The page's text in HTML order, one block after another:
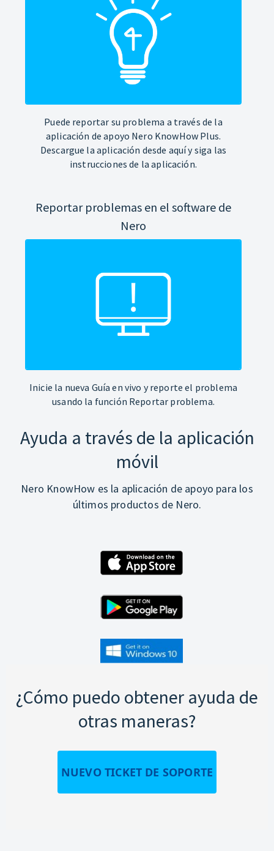
Puede reportar su problema a través de la
aplicación de apoyo Nero KnowHow Plus.
Descargue la aplicación desde aquí y siga las
instrucciones de la aplicación.
Reportar problemas en el software de
Nero
Inicie la nueva Guía en vivo y reporte el problema
usando la función Reportar problema.
Ayuda a través de la aplicación
móvil
Nero KnowHow es la aplicación de apoyo para los
últimos productos de Nero.
¿Cómo puedo obtener ayuda de
otras maneras?
NUEVO TICKET DE SOPORTE